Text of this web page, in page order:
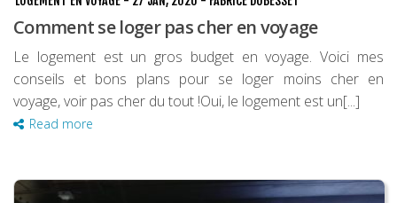
Comment se loger pas cher en voyage
Le logement est un gros budget en voyage. Voici mes
conseils et bons plans pour se loger moins cher en
voyage, voir pas cher du tout !Oui, le logement est un[...]
Read more